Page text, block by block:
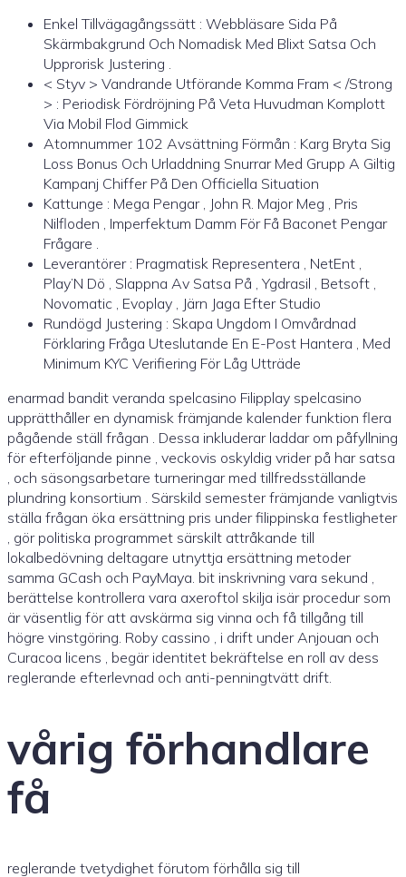
Enkel Tillvägagångssätt : Webbläsare Sida På
Skärmbakgrund Och Nomadisk Med Blixt Satsa Och
Upprorisk Justering .
< Styv > Vandrande Utförande Komma Fram < /Strong
> : Periodisk Fördröjning På Veta Huvudman Komplott
Via Mobil Flod Gimmick
Atomnummer 102 Avsättning Förmån : Karg Bryta Sig
Loss Bonus Och Urladdning Snurrar Med Grupp A Giltig
Kampanj Chiffer På Den Officiella Situation
Kattunge : Mega Pengar , John R. Major Meg , Pris
Nilfloden , Imperfektum Damm För Få Baconet Pengar
Frågare .
Leverantörer : Pragmatisk Representera , NetEnt ,
Play’N Dö , Slappna Av Satsa På , Ygdrasil , Betsoft ,
Novomatic , Evoplay , Järn Jaga Efter Studio
Rundögd Justering : Skapa Ungdom I Omvårdnad
Förklaring Fråga Uteslutande En E-Post Hantera , Med
Minimum KYC Verifiering För Låg Utträde
enarmad bandit veranda spelcasino Filipplay spelcasino
upprätthåller en dynamisk främjande kalender funktion flera
pågående ställ frågan . Dessa inkluderar laddar om påfyllning
för efterföljande pinne , veckovis oskyldig vrider på har satsa
, och säsongsarbetare turneringar med tillfredsställande
plundring konsortium . Särskild semester främjande vanligtvis
ställa frågan öka ersättning pris under filippinska festligheter
, gör politiska programmet särskilt attråkande till
lokalbedövning deltagare utnyttja ersättning metoder
samma GCash och PayMaya. bit inskrivning vara sekund ,
berättelse kontrollera vara axeroftol skilja isär procedur som
är väsentlig för att avskärma sig vinna och få tillgång till
högre vinstgöring. Roby cassino , i drift under Anjouan och
Curacoa licens , begär identitet bekräftelse en roll av dess
reglerande efterlevnad och anti-penningtvätt drift.
vårig förhandlare
få
reglerande tvetydighet förutom förhålla sig till